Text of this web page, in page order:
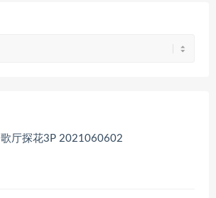
歌厅探花3P 2021060602